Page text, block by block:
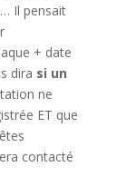
Il pensait
+ date
dira si un
ne
ET que
contacté